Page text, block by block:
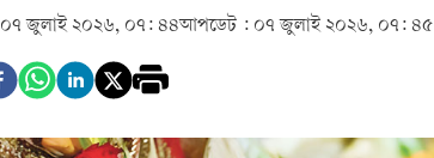
০৭ জুলাই ২০২৬, ০৭: ৪৪আপডেট : ০৭ জুলাই ২০২৬, ০৭: ৪৫